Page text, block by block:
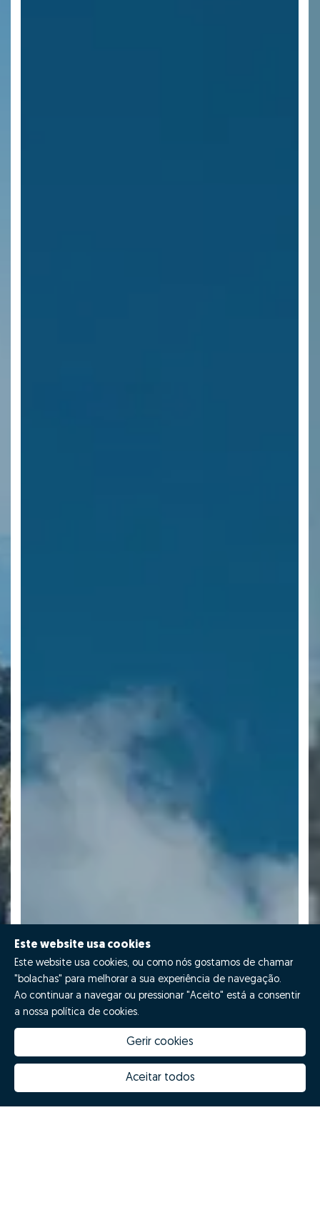
Este website usa cookies
Este website usa cookies, ou como nós gostamos de chamar
"bolachas" para melhorar a sua experiência de navegação.
Ao continuar a navegar ou pressionar "Aceito" está a consentir
a nossa política de cookies.
Gerir cookies
Aceitar todos